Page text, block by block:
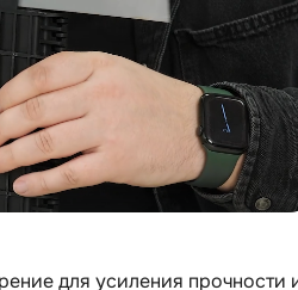
для усиления прочности